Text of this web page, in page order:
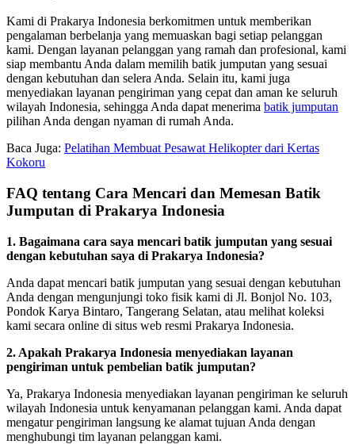
Kami di Prakarya Indonesia berkomitmen untuk memberikan
pengalaman berbelanja yang memuaskan bagi setiap pelanggan
kami. Dengan layanan pelanggan yang ramah dan profesional, kami
siap membantu Anda dalam memilih batik jumputan yang sesuai
dengan kebutuhan dan selera Anda. Selain itu, kami juga
menyediakan layanan pengiriman yang cepat dan aman ke seluruh
wilayah Indonesia, sehingga Anda dapat menerima batik jumputan
pilihan Anda dengan nyaman di rumah Anda.
Baca Juga: Pelatihan Membuat Pesawat Helikopter dari Kertas
Kokoru
FAQ tentang Cara Mencari dan Memesan Batik
Jumputan di Prakarya Indonesia
1. Bagaimana cara saya mencari batik jumputan yang sesuai
dengan kebutuhan saya di Prakarya Indonesia?
Anda dapat mencari batik jumputan yang sesuai dengan kebutuhan
Anda dengan mengunjungi toko fisik kami di Jl. Bonjol No. 103,
Pondok Karya Bintaro, Tangerang Selatan, atau melihat koleksi
kami secara online di situs web resmi Prakarya Indonesia.
2. Apakah Prakarya Indonesia menyediakan layanan
pengiriman untuk pembelian batik jumputan?
Ya, Prakarya Indonesia menyediakan layanan pengiriman ke seluruh
wilayah Indonesia untuk kenyamanan pelanggan kami. Anda dapat
mengatur pengiriman langsung ke alamat tujuan Anda dengan
menghubungi tim layanan pelanggan kami.